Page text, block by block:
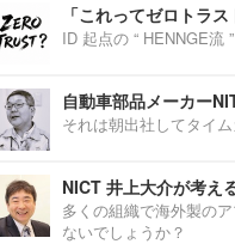
「これってゼロトラ
ID 起点の “ HENNGE流
自動車部品メーカー
それは朝出社してタイ
NICT 井上大介が考え
多くの組織で海外製の
ないでしょうか？